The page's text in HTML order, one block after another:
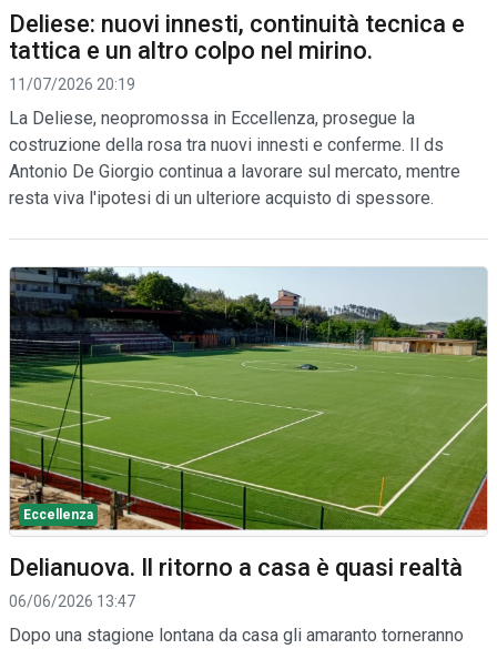
Deliese: nuovi innesti, continuità tecnica e
tattica e un altro colpo nel mirino.
11/07/2026 20:19
La Deliese, neopromossa in Eccellenza, prosegue la
costruzione della rosa tra nuovi innesti e conferme. Il ds
Antonio De Giorgio continua a lavorare sul mercato, mentre
resta viva l'ipotesi di un ulteriore acquisto di spessore.
Eccellenza
Delianuova. Il ritorno a casa è quasi realtà
06/06/2026 13:47
Dopo una stagione lontana da casa gli amaranto torneranno